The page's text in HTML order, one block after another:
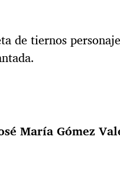
de tiernos
María Gómez